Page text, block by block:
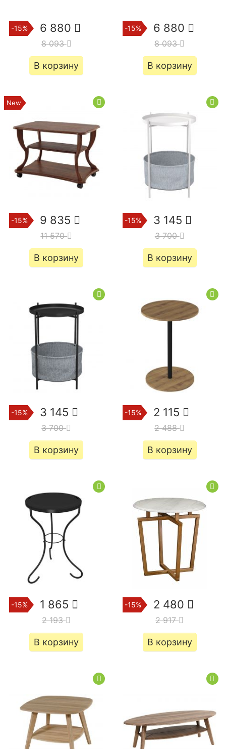
-15% 6 880
8 093
В корзину
-15% 6 880
8 093
В корзину
-15% 9 835
11 570
В корзину
-15% 3 145
3 700
В корзину
-15% 3 145
3 700
В корзину
-15% 2 115
2 488
В корзину
-15% 1 865
2 193
В корзину
-15% 2 480
2 917
В корзину